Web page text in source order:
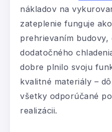
nákladov na
zateplenie funguje
prehrievaním
dodatočného
dobre plnilo svoju
kvalitné materiály –
všetky odporúčané
realizácii.